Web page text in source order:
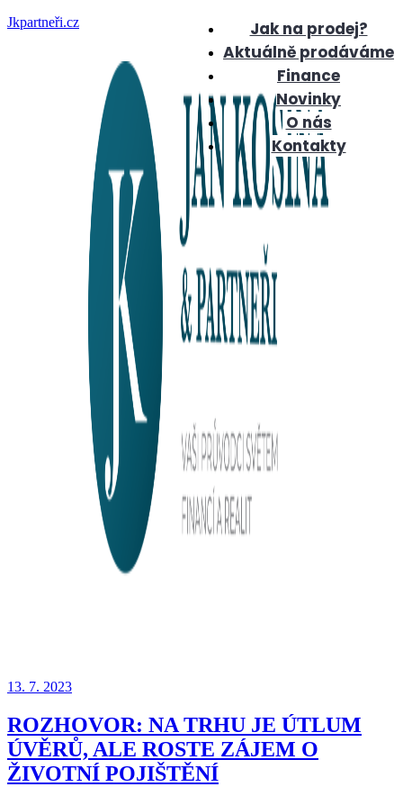
Jkpartneři.cz
Jak na prodej?
Aktuálně prodáváme
Finance
Novinky
O nás
Kontakty
13. 7. 2023
ROZHOVOR: NA TRHU JE ÚTLUM
ÚVĚRŮ, ALE ROSTE ZÁJEM O
ŽIVOTNÍ POJIŠTĚNÍ